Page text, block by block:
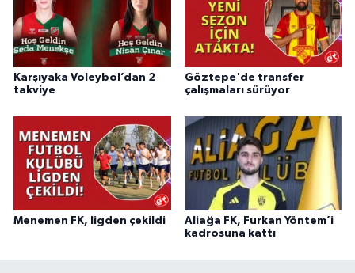
Karşıyaka Voleybol’dan 2
takviye
Göztepe'de transfer
çalışmaları sürüyor
Menemen FK, ligden çekildi
Aliağa FK, Furkan Yöntem’i
kadrosuna kattı